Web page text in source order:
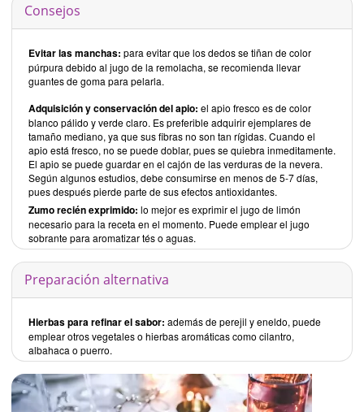
Consejos
Evitar las manchas: para evitar que los dedos se tiñan de color
púrpura debido al jugo de la remolacha, se recomienda llevar
guantes de goma para pelarla.
Adquisición y conservación del apio: el apio fresco es de color
blanco pálido y verde claro. Es preferible adquirir ejemplares de
tamaño mediano, ya que sus fibras no son tan rígidas. Cuando el
apio está fresco, no se puede doblar, pues se quiebra inmeditamente.
El apio se puede guardar en el cajón de las verduras de la nevera.
Según algunos estudios, debe consumirse en menos de 5-7 días,
pues después pierde parte de sus efectos antioxidantes.
Zumo recién exprimido: lo mejor es exprimir el jugo de limón
necesario para la receta en el momento. Puede emplear el jugo
sobrante para aromatizar tés o aguas.
Preparación alternativa
Hierbas para refinar el sabor: además de perejil y eneldo, puede
emplear otros vegetales o hierbas aromáticas como cilantro,
albahaca o puerro.